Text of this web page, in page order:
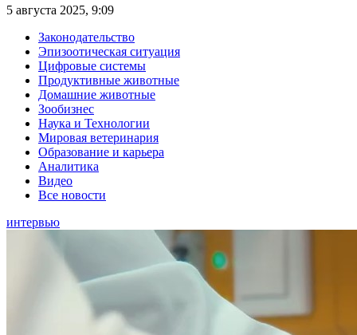
5 августа 2025, 9:09
Законодательство
Эпизоотическая ситуация
Цифровые системы
Продуктивные животные
Домашние животные
Зообизнес
Наука и Технологии
Мировая ветеринария
Образование и карьера
Аналитика
Видео
Все новости
интервью